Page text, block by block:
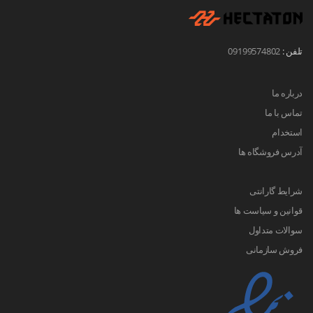
تلفن : 09199574802
درباره ما
تماس با ما
استخدام
آدرس فروشگاه ها
شرایط گارانتی
قوانین و سیاست ها
سوالات متداول
فروش سازمانی